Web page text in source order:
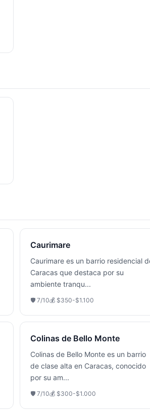
Caurimare
Caurimare es un barrio residencial
Caracas que destaca por su
ambiente tranqu...
🛡️ 7/10💰 $350-$1.100
Colinas de Bello Monte
Colinas de Bello Monte es un barrio
de clase alta en Caracas, conocido
por su am...
🛡️ 7/10💰 $300-$1.000